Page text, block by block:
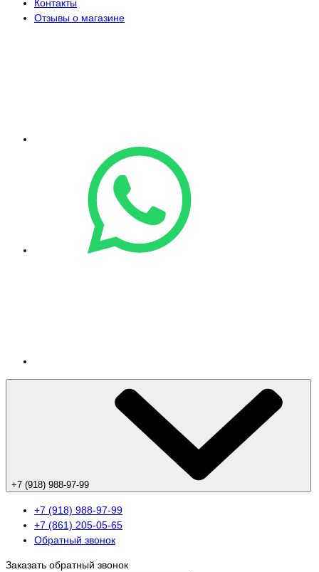
Контакты
Отзывы о магазине
+7 (918) 988-97-99
+7 (918) 988-97-99
+7 (861) 205-05-65
Обратный звонок
Заказать обратный звонок